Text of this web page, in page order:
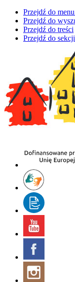
Przejdź do
Przejdź do
Przejdź do treści
Przejdź do